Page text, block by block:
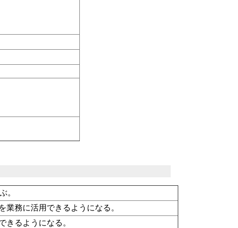
。
務に活用できるようになる。
きるようになる。